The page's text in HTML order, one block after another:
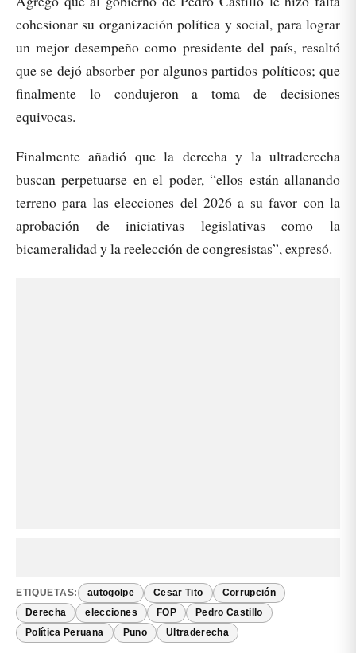
cohesionar su organización política y social, para lograr
un mejor desempeño como presidente del país, resaltó
que se dejó absorber por algunos partidos políticos; que
finalmente lo condujeron a toma de decisiones
equivocas.
Finalmente añadió que la derecha y la ultraderecha
buscan perpetuarse en el poder, “ellos están allanando
terreno para las elecciones del 2026 a su favor con la
aprobación de iniciativas legislativas como la
bicameralidad y la reelección de congresistas”, expresó.
ETIQUETAS: autogolpe Cesar Tito Corrupción
Derecha elecciones FOP Pedro Castillo
Política Peruana Puno Ultraderecha